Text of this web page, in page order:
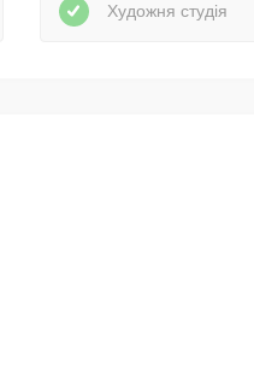
Художня студія